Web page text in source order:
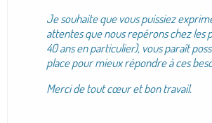
Je souhaite que vous puissiez
attentes que nous repérons chez les
40 ans en particulier), vous paraît
place pour mieux répondre à ces
Merci de tout cœur et bon travail.